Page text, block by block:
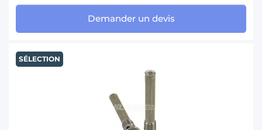
Demander un devis
SÉLECTION